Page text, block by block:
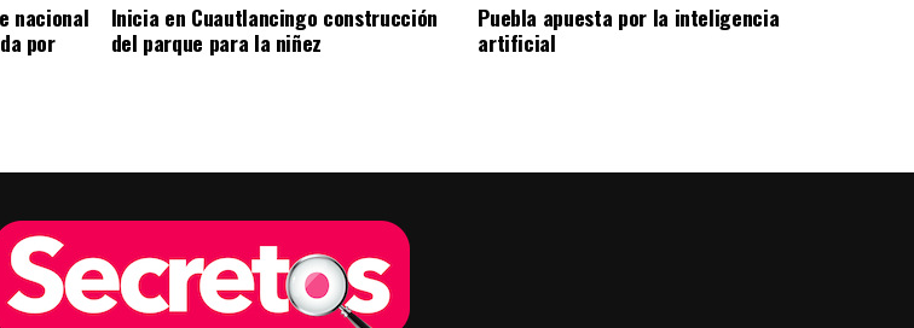
nacional
por
Inicia en Cuautlancingo construcción
del parque para la niñez
Puebla apuesta por la inteligencia
artificial